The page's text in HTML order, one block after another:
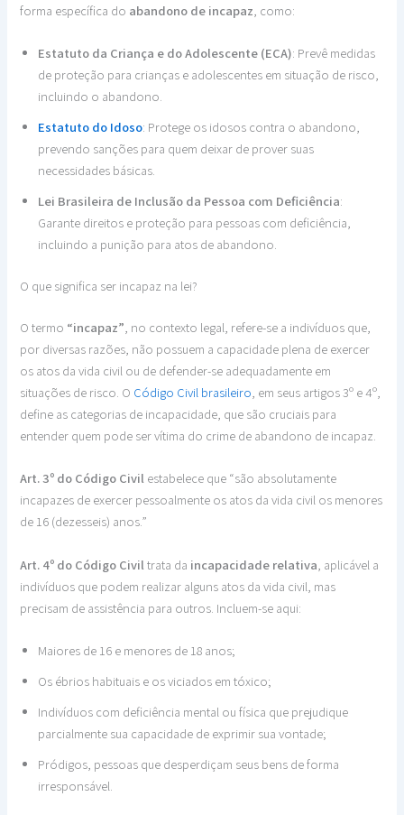
forma específica do abandono de incapaz, como:
Estatuto da Criança e do Adolescente (ECA): Prevê medidas
de proteção para crianças e adolescentes em situação de risco,
incluindo o abandono.
Estatuto do Idoso: Protege os idosos contra o abandono,
prevendo sanções para quem deixar de prover suas
necessidades básicas.
Lei Brasileira de Inclusão da Pessoa com Deficiência:
Garante direitos e proteção para pessoas com deficiência,
incluindo a punição para atos de abandono.
O que significa ser incapaz na lei?
O termo “incapaz”, no contexto legal, refere-se a indivíduos que,
por diversas razões, não possuem a capacidade plena de exercer
os atos da vida civil ou de defender-se adequadamente em
situações de risco. O Código Civil brasileiro, em seus artigos 3º e 4º,
define as categorias de incapacidade, que são cruciais para
entender quem pode ser vítima do crime de abandono de incapaz.
Art. 3º do Código Civil estabelece que “são absolutamente
incapazes de exercer pessoalmente os atos da vida civil os menores
de 16 (dezesseis) anos.”
Art. 4º do Código Civil trata da incapacidade relativa , aplicável a
indivíduos que podem realizar alguns atos da vida civil, mas
precisam de assistência para outros. Incluem-se aqui:
Maiores de 16 e menores de 18 anos;
Os ébrios habituais e os viciados em tóxico;
Indivíduos com deficiência mental ou física que prejudique
parcialmente sua capacidade de exprimir sua vontade;
Pródigos, pessoas que desperdiçam seus bens de forma
irresponsável.